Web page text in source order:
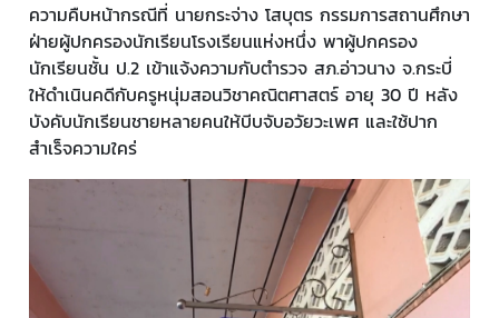
ความคืบหน้ากรณีที่ นายกระจ่าง โสบุตร กรรมการสถานศึกษา
ฝ่ายผู้ปกครองนักเรียนโรงเรียนแห่งหนึ่ง พาผู้ปกครอง
นักเรียนชั้น ป.2 เข้าแจ้งความกับตำรวจ สภ.อ่าวนาง จ.กระบี่
ให้ดำเนินคดีกับครูหนุ่มสอนวิชาคณิตศาสตร์ อายุ 30 ปี หลัง
บังคับนักเรียนชายหลายคนให้บีบจับอวัยวะเพศ และใช้ปาก
สำเร็จความใคร่